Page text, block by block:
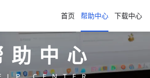
首页 帮助中心 下载中心
助中心
CENTER